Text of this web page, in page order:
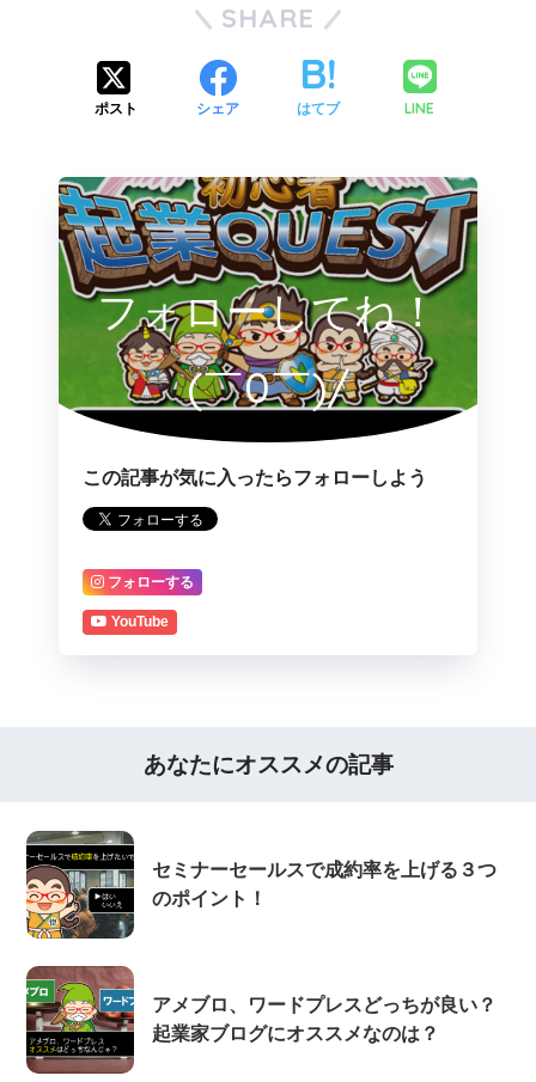
SHARE
ポスト シェア はてブ LINE
フォローしてね！
(￣0￣)/
この記事が気に入ったらフォローしよう
フォローする
YouTube
あなたにオススメの記事
セミナーセールスで成約率を上げる３つ
のポイント！
アメブロ、ワードプレスどっちが良い？
起業家ブログにオススメなのは？